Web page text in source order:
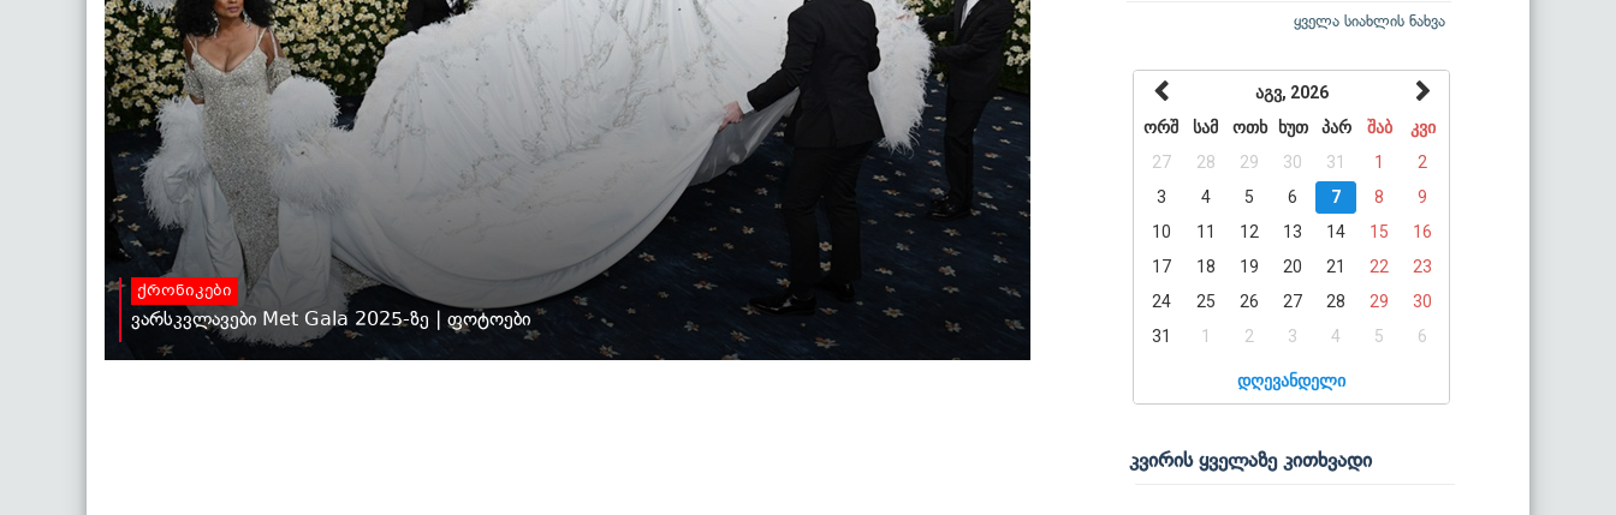
ქრონიკები
ვარსკვლავები Met Gala 2025-ზე | ფოტოები
ყველა სიახლის ნახვა
აგვ, 2026
ორშ
სამ ოთხ ხუთ პარ შაბ
კვი
27
28 29 30 31 1
2
3
4 5 6 7 8
9
10
11 12 13 14 15
16
17
18 19 20 21 22
23
24
25 26 27 28 29
30
31
1 2 3 4 5 6
დღევანდელი
კვირის ყველაზე კითხვადი